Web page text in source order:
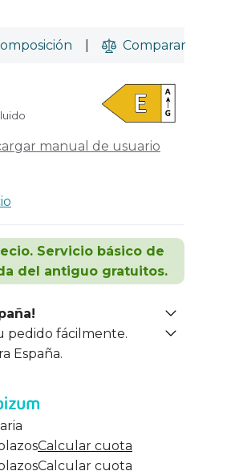
Comparar
manual de usuario
Servicio básico de
del antiguo gratuitos.
pedido fácilmente.
España.
Calcular cuota
Calcular cuota